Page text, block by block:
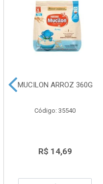
MUCILON ARROZ 360G
Código: 35540
R$ 14,69